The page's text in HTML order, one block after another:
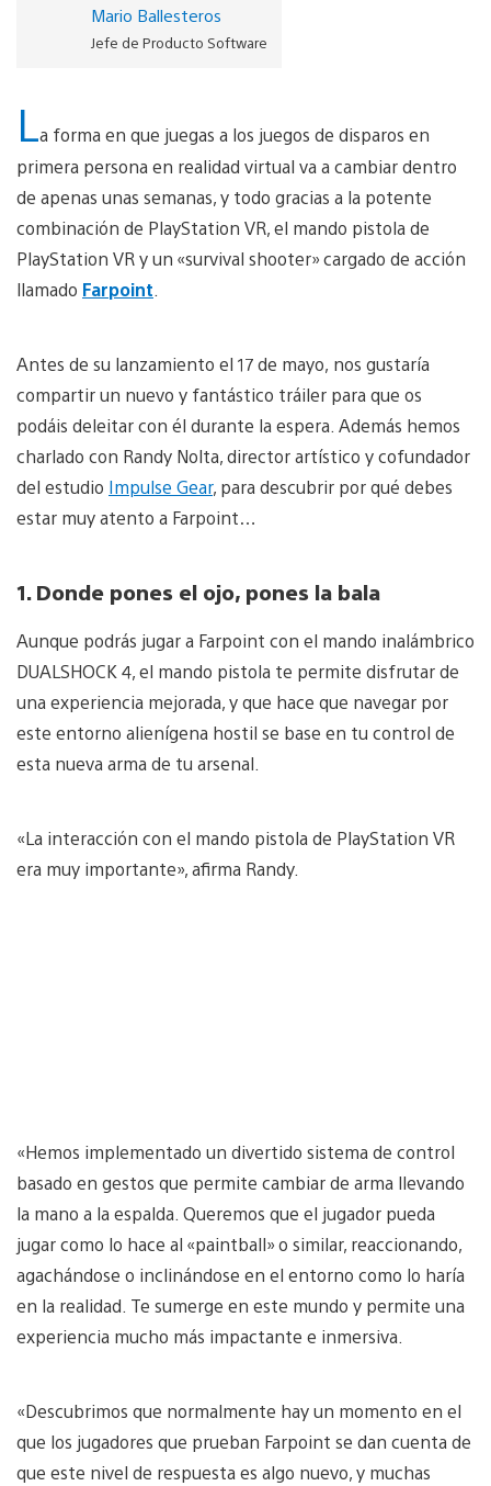
Mario Ballesteros
Jefe de Producto Software
La forma en que juegas a los juegos de disparos en
primera persona en realidad virtual va a cambiar dentro
de apenas unas semanas, y todo gracias a la potente
combinación de PlayStation VR, el mando pistola de
PlayStation VR y un «survival shooter» cargado de acción
llamado Farpoint
Antes de su lanzamiento el 17 de mayo, nos gustaría
compartir un nuevo y fantástico tráiler para que os
podáis deleitar con él durante la espera. Además hemos
charlado con Randy Nolta, director artístico y cofundador
del estudio Impulse Gear, para descubrir por qué debes
estar muy atento a Farpoint…
1. Donde pones el ojo, pones la bala
Aunque podrás jugar a Farpoint con el mando inalámbrico
DUALSHOCK 4, el mando pistola te permite disfrutar de
una experiencia mejorada, y que hace que navegar por
este entorno alienígena hostil se base en tu control de
esta nueva arma de tu arsenal.
«La interacción con el mando pistola de PlayStation VR
era muy importante», afirma Randy.
«Hemos implementado un divertido sistema de control
basado en gestos que permite cambiar de arma llevando
la mano a la espalda. Queremos que el jugador pueda
jugar como lo hace al «paintball» o similar, reaccionando,
agachándose o inclinándose en el entorno como lo haría
en la realidad. Te sumerge en este mundo y permite una
experiencia mucho más impactante e inmersiva.
«Descubrimos que normalmente hay un momento en el
que los jugadores que prueban Farpoint se dan cuenta de
que este nivel de respuesta es algo nuevo, y muchas